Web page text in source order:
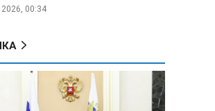
2026, 00:34